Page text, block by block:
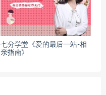
七分学堂《爱的最后一站-相
亲指南》